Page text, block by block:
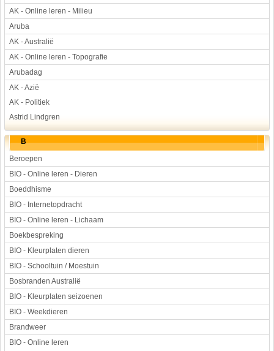
AK - Online leren - Milieu
Aruba
AK - Australië
AK - Online leren - Topografie
Arubadag
AK - Azië
AK - Politiek
Astrid Lindgren
B
Beroepen
BIO - Online leren - Dieren
Boeddhisme
BIO - Internetopdracht
BIO - Online leren - Lichaam
Boekbespreking
BIO - Kleurplaten dieren
BIO - Schooltuin / Moestuin
Bosbranden Australië
BIO - Kleurplaten seizoenen
BIO - Weekdieren
Brandweer
BIO - Online leren